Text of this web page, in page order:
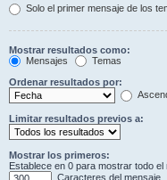
Solo el primer mensaje de los
Mostrar resultados como:
Mensajes
Temas
Ordenar resultados por:
Limitar resultados previos a:
Mostrar los primeros:
Establece en 0 para mostrar todo el
Caracteres del mensaje